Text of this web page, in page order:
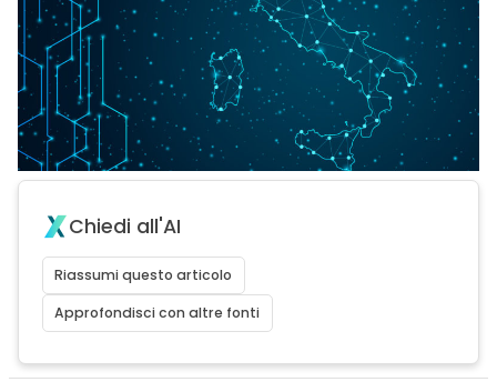
Chiedi all'AI
Riassumi questo articolo
Approfondisci con altre fonti